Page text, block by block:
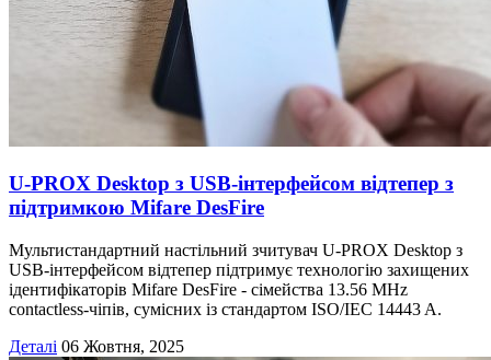
U-PROX Desktop з USB-інтерфейсом відтепер з
підтримкою Mifare DesFire
Мультистандартний настільний зчитувач U-PROX Desktop з
USB-інтерфейсом відтепер підтримує технологію захищених
ідентифікаторів Mifare DesFire - сімейства 13.56 MHz
contactless-чіпів, сумісних із стандартом ISO/IEC 14443 A.
Деталі 06 Жовтня, 2025